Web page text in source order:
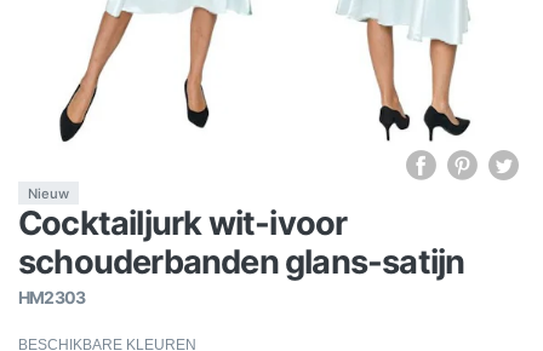
Nieuw
Cocktailjurk wit-ivoor
schouderbanden glans-satijn
HM2303
BESCHIKBARE KLEUREN